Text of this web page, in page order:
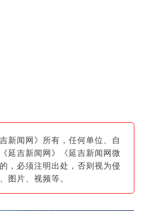
闻网》所有，任何单位、自
延吉新闻网》《延吉新闻网微
，必须注明出处，否则视为侵
图片 、视频等。